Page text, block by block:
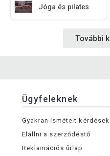
Jóga és pilates
További
Ügyfeleknek
Gyakran ismételt kérdések
Elállni a szerződéstő
Reklamációs űrlap